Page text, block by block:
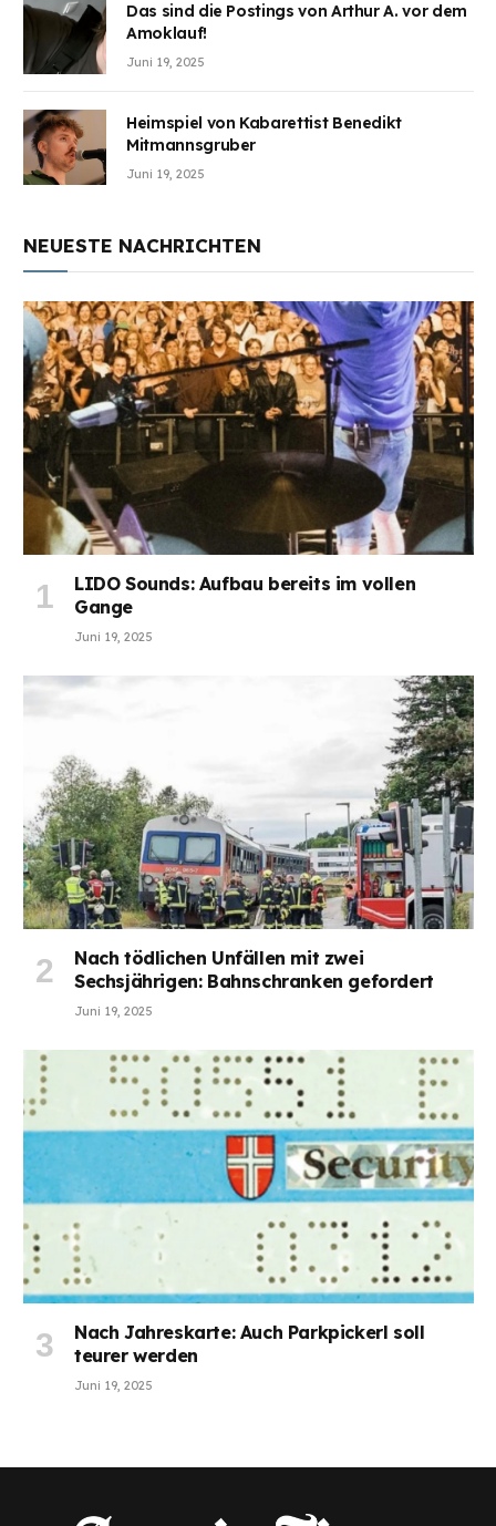
Das sind die Postings von Arthur A. vor dem
Amoklauf!
Juni 19, 2025
Heimspiel von Kabarettist Benedikt
Mitmannsgruber
Juni 19, 2025
NEUESTE NACHRICHTEN
LIDO Sounds: Aufbau bereits im vollen
Gange
Juni 19, 2025
Nach tödlichen Unfällen mit zwei
Sechsjährigen: Bahnschranken gefordert
Juni 19, 2025
Nach Jahreskarte: Auch Parkpickerl soll
teurer werden
Juni 19, 2025